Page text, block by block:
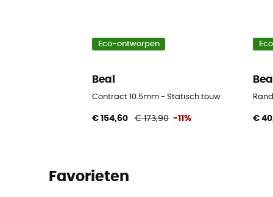
Eco-ontworpen
Beal
Contract 10.5mm - Statisch touw
€ 154,60 € 173,90 -11% €
Favorieten